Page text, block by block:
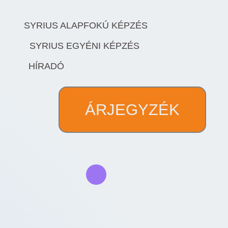
SYRIUS ALAPFOKÚ KÉPZÉS
SYRIUS EGYÉNI KÉPZÉS
HÍRADÓ
ÁRJEGYZÉK